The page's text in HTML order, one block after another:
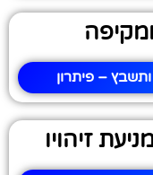
– פיתרון
זיהויו